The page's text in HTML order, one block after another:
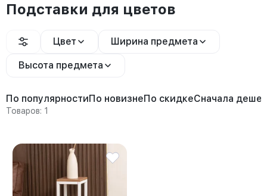
Подставки для цветов
Цвет Ширина предмета
Высота предмета
По популярностиПо новизнеПо скидкеСначала
Товаров: 1